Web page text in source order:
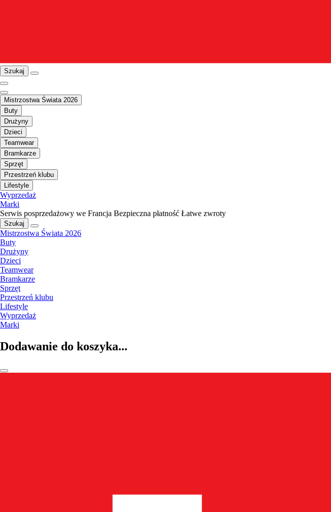
Szukaj
Mistrzostwa Świata 2026
Buty
Drużyny
Dzieci
Teamwear
Bramkarze
Sprzęt
Przestrzeń klubu
Lifestyle
Wyprzedaż
Marki
Serwis posprzedażowy we Francja Bezpieczna płatność Łatwe zwroty
Szukaj
Mistrzostwa Świata 2026
Buty
Drużyny
Dzieci
Teamwear
Bramkarze
Sprzęt
Przestrzeń klubu
Lifestyle
Wyprzedaż
Marki
Dodawanie do koszyka...